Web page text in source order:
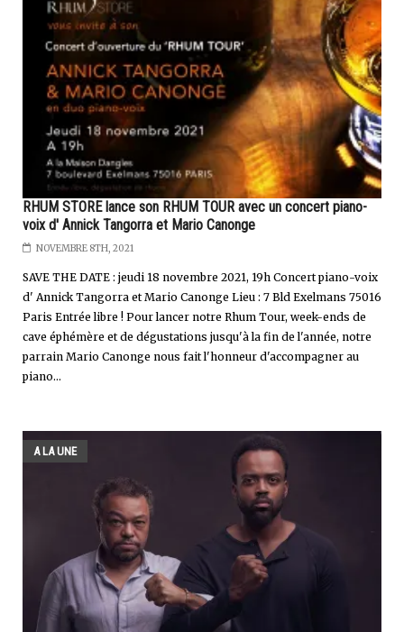
RHUM STORE lance son RHUM TOUR avec un concert piano-
voix d' Annick Tangorra et Mario Canonge
NOVEMBRE 8TH, 2021
SAVE THE DATE : jeudi 18 novembre 2021, 19h Concert piano-voix
d' Annick Tangorra et Mario Canonge Lieu : 7 Bld Exelmans 75016
Paris Entrée libre ! Pour lancer notre Rhum Tour, week-ends de
cave éphémère et de dégustations jusqu'à la fin de l'année, notre
parrain Mario Canonge nous fait l'honneur d'accompagner au
piano...
A LA UNE